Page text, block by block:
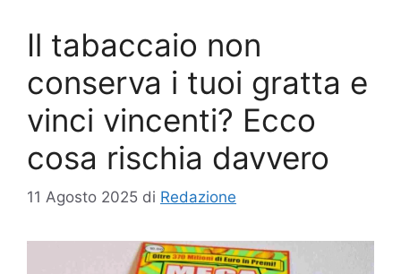
Il tabaccaio non
conserva i tuoi gratta e
vinci vincenti? Ecco
cosa rischia davvero
11 Agosto 2025 di Redazione